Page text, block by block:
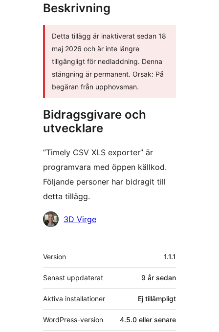
Beskrivning
Detta tillägg är inaktiverat sedan 18
maj 2026 och är inte längre
tillgängligt för nedladdning. Denna
stängning är permanent. Orsak: På
begäran från upphovsman.
Bidragsgivare och
utvecklare
”Timely CSV XLS exporter” är
programvara med öppen källkod.
Följande personer har bidragit till
detta tillägg.
Bidragande
3D Virge
Meta
Version 1.1.1
Senast uppdaterat 9 år sedan
Aktiva installationer Ej tillämpligt
WordPress-version 4.5.0 eller senare